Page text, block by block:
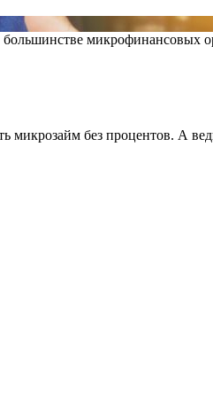
микрофинансовых
без процентов. А